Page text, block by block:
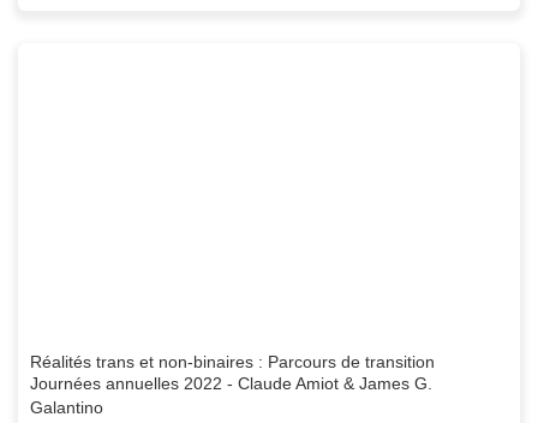
Réalités trans et non-binaires : Parcours de transition
Journées annuelles 2022 - Claude Amiot & James G.
Galantino